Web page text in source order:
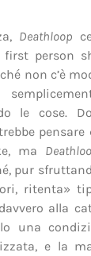
Deathloop
first person
non c’è
le cose.
ma
pur
ritenta»
alla
una
e la